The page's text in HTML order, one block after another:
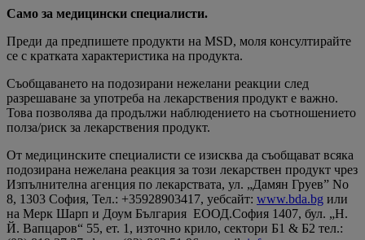
Само за медицински специалисти.
Преди да предпишете продукти на MSD, моля консултирайте
се с кратката характеристика на продукта.
Съобщаването на подозирани нежелани реакции след
разрешаване за употреба на лекарствения продукт е важно.
Това позволява да продължи наблюдението на съотношението
полза/риск за лекарствения продукт.
От медицинските специалисти се изисква да съобщават всяка
подозирана нежелана реакция за този лекарствен продукт чрез
Изпълнителна агенция по лекарствата, ул. „Дамян Груев” No
8, 1303 София, Teл.: +35928903417, уебсайт: www.bda.bg или
на Мерк Шарп и Доум България ЕООД.София 1407, бул. „Н.
Й. Вапцаров“ 55, ет. 1, източно крило, сектори Б1 & Б2 тел.: